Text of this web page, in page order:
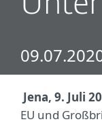
Jena, 9. Juli
EU und